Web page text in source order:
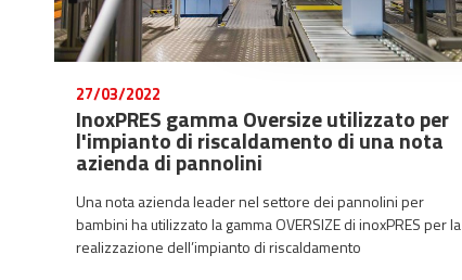
27/03/2022
InoxPRES gamma Oversize utilizzato per
l'impianto di riscaldamento di una nota
azienda di pannolini
Una nota azienda leader nel settore dei pannolini per
bambini ha utilizzato la gamma OVERSIZE di inoxPRES per la
realizzazione dell’impianto di riscaldamento